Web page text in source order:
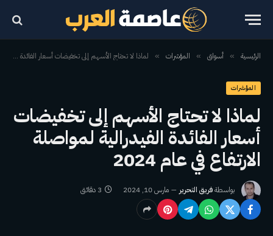
الرئيسية » أسواق » المؤشرات » لماذا لا تحتاج الأسهم إلى تخفيضات أسعار الفائدة الفيدرالية لمواصلة الارتفاع في عام 2024
المؤشرات
لماذا لا تحتاج الأسهم إلى تخفيضات
أسعار الفائدة الفيدرالية لمواصلة
الارتفاع في عام 2024
بواسطةفريق التحرير مارس 10, 2024 3 دقائق